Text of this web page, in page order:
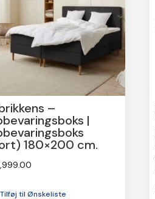
–
|
180×200 cm.
Tilføj til Ønskeliste